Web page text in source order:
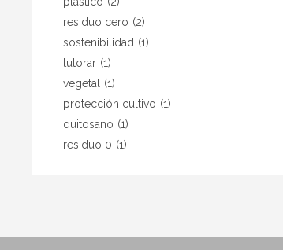
residuo cero (2)
sostenibilidad (1)
tutorar (1)
vegetal
(1)
protección cultivo (1)
quitosano (1)
residuo 0 (1)